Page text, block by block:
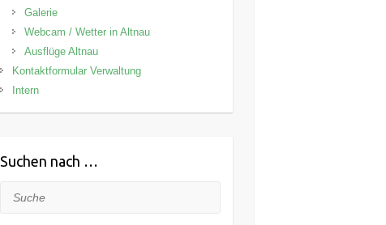
Galerie
Webcam / Wetter in Altnau
Ausflüge Altnau
Kontaktformular Verwaltung
Intern
Suchen nach …
Suche